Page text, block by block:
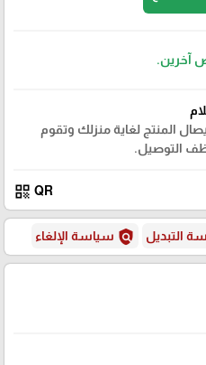
آخرين.
المنتج لغاية منزلك وتقوم
التوصيل.
QR
qr_code
التبديل policy سياسة الإلغاء